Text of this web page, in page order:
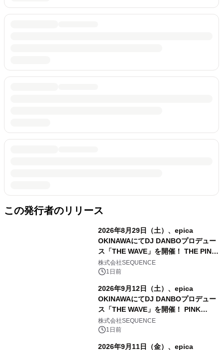
この発行者のリリース
2026年8月29日（土）、epica
OKINAWAにてDJ DANBOプロデュー
ス「THE WAVE」を開催！ THE PINK
TOKYO所属のPINK DANCERS4名が
出演決定
株式会社SEQUENCE
1日前
2026年9月12日（土）、epica
OKINAWAにてDJ DANBOプロデュー
ス「THE WAVE」を開催！ PINK
DANCERSのユニット「JEWEL」全
15名が出演決定
株式会社SEQUENCE
1日前
2026年9月11日（金）、epica